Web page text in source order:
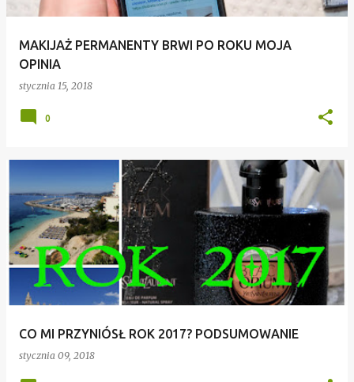
MAKIJAŻ PERMANENTY BRWI PO ROKU MOJA
OPINIA
stycznia 15, 2018
0
CO MI PRZYNIÓSŁ ROK 2017? PODSUMOWANIE
stycznia 09, 2018